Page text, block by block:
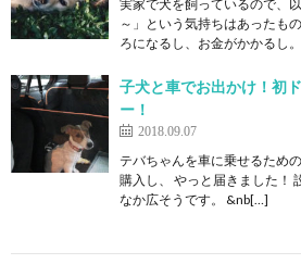
実家で犬を飼っているので、
～」という気持ちはあったも
ろになるし、お金がかかるし
子犬と車でお出かけ！初
ー！
2018.09.07
テバちゃんを車に乗せるため
購入し、 やっと届きました！
なか広そうです。 &nb[…]